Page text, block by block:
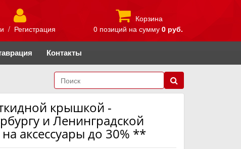
/ Регистрация
Корзина
0 позиций на сумму 0 руб.
Контакты
крышкой -
и Ленинградской
аксессуары до 30% **